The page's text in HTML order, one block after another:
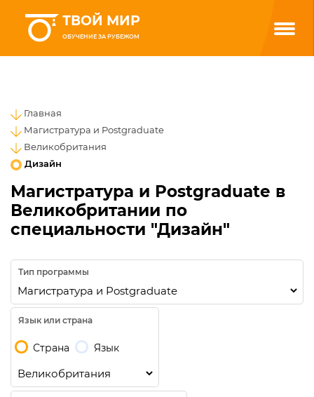
ТВОЙ МИР
ОБУЧЕНИЕ ЗА РУБЕЖОМ
Главная
Магистратура и Postgraduate
Великобритания
Дизайн
Магистратура и Postgraduate в
Великобритании по
специальности "Дизайн"
Тип программы
Язык или страна
Страна Язык